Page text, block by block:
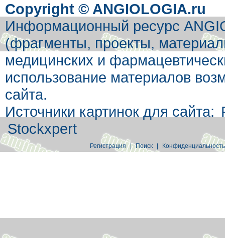
Copyright © ANGIOLOGIA.ru
Информационный ресурс
(фрагменты, проекты,
медицинских и
использование материалов
сайта.
Источники картинок для сайта:
Stockxpert
Регистрация | Поиск Конфиденциальность